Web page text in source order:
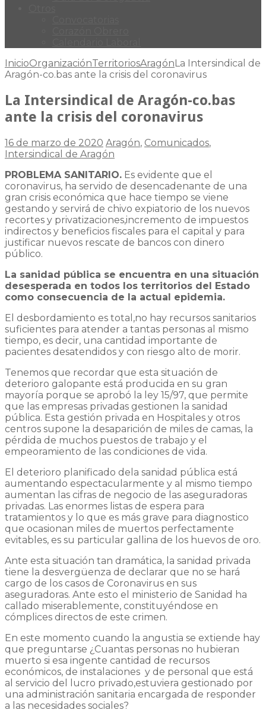
InicioOrganizaciónTerritoriosAragónLa Intersindical de
Aragón-co.bas ante la crisis del coronavirus
La Intersindical de Aragón-co.bas
ante la crisis del coronavirus
16 de marzo de 2020 Aragón, Comunicados,
Intersindical de Aragón
PROBLEMA SANITARIO. Es evidente que el
coronavirus, ha servido de desencadenante de una
gran crisis económica que hace tiempo se viene
gestando y servirá de chivo expiatorio de los nuevos
recortes y privatizaciones,incremento de impuestos
indirectos y beneficios fiscales para el capital y para
justificar nuevos rescate de bancos con dinero
público.
La sanidad pública se encuentra en una situación
desesperada en todos los territorios del Estado
como consecuencia de la actual epidemia.
El desbordamiento es total,no hay recursos sanitarios
suficientes para atender a tantas personas al mismo
tiempo, es decir, una cantidad importante de
pacientes desatendidos y con riesgo alto de morir.
Tenemos que recordar que esta situación de
deterioro galopante está producida en su gran
mayoría porque se aprobó la ley 15/97, que permite
que las empresas privadas gestionen la sanidad
pública. Esta gestión privada en Hospitales y otros
centros supone la desaparición de miles de camas, la
pérdida de muchos puestos de trabajo y el
empeoramiento de las condiciones de vida.
El deterioro planificado dela sanidad pública está
aumentando espectacularmente y al mismo tiempo
aumentan las cifras de negocio de las aseguradoras
privadas. Las enormes listas de espera para
tratamientos y lo que es más grave para diagnostico
que ocasionan miles de muertos perfectamente
evitables, es su particular gallina de los huevos de oro.
Ante esta situación tan dramática, la sanidad privada
tiene la desvergüenza de declarar que no se hará
cargo de los casos de Coronavirus en sus
aseguradoras. Ante esto el ministerio de Sanidad ha
callado miserablemente, constituyéndose en
cómplices directos de este crimen.
En este momento cuando la angustia se extiende hay
que preguntarse ¿Cuantas personas no hubieran
muerto si esa ingente cantidad de recursos
económicos, de instalaciones y de personal que está
al servicio del lucro privado,estuviera gestionado por
una administración sanitaria encargada de responder
a las necesidades sociales?